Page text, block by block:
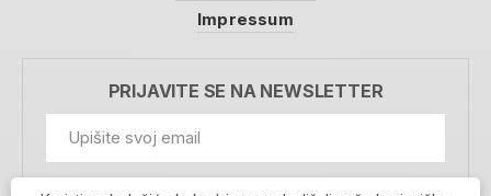
Impressum
PRIJAVITE SE NA NEWSLETTER